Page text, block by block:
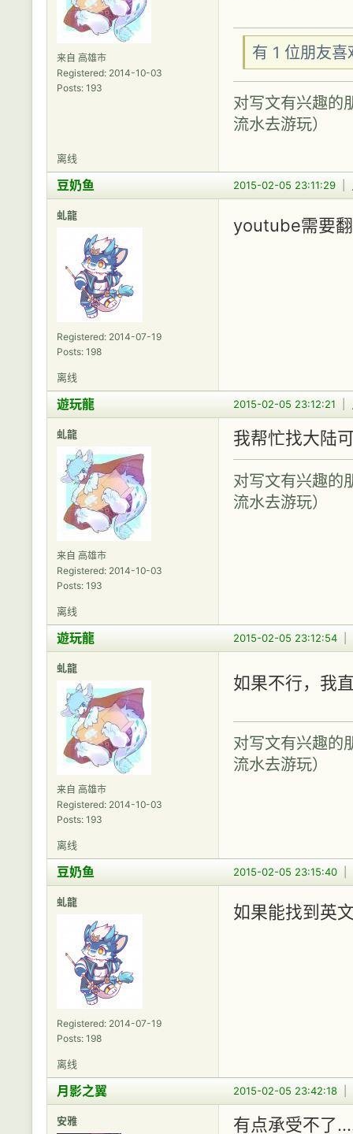
来自 高雄市
Registered: 2014-10-03
Posts: 193
有 1 位朋友
对写文有兴趣的
流水去游玩）
离线
2015-02-05 23:11:29
豆奶鱼
虬龍
Registered: 2014-07-19
Posts: 198
youtube需要
离线
2015-02-05 23:12:21
遊玩龍
虬龍
来自 高雄市
Registered: 2014-10-03
Posts: 193
我帮忙找大陆
对写文有兴趣的
流水去游玩）
离线
2015-02-05 23:12:54
遊玩龍
虬龍
来自 高雄市
Registered: 2014-10-03
Posts: 193
如果不行，我
对写文有兴趣的
流水去游玩）
离线
2015-02-05 23:15:40
豆奶鱼
虬龍
Registered: 2014-07-19
Posts: 198
如果能找到英
离线
2015-02-05 23:42:18
月影之翼
安雅 有点承受不了